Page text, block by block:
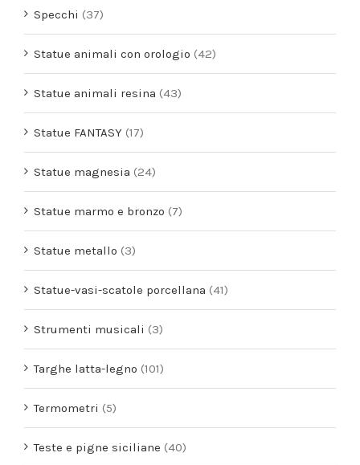
Specchi (37)
Statue animali con orologio (42)
Statue animali resina (43)
Statue FANTASY (17)
Statue magnesia (24)
Statue marmo e bronzo (7)
Statue metallo (3)
Statue-vasi-scatole porcellana (41)
Strumenti musicali (3)
Targhe latta-legno (101)
Termometri (5)
Teste e pigne siciliane (40)